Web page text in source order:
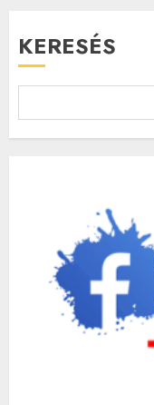
KERESÉS